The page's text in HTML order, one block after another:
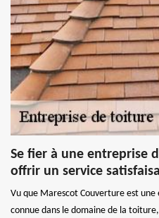
Se fier à une entreprise
offrir un service
Vu que Marescot Couverture est
connue dans le domaine de la